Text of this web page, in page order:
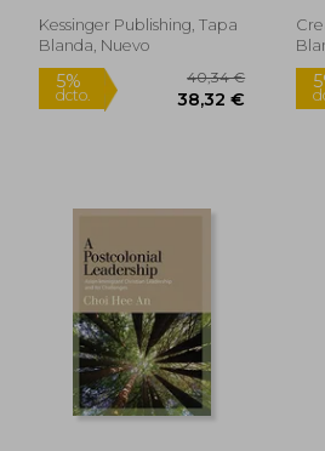
5%
dcto. 25,49 €
Kessinger Publishing, Tapa
Blanda, Nuevo